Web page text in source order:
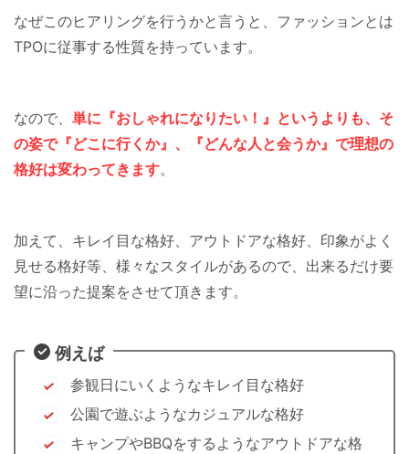
なぜこのヒアリングを行うかと言うと、ファッションとは
TPOに従事する性質を持っています。
なので、 単に『おしゃれになりたい！』というよりも、そ
の姿で『どこに行くか』、『どんな人と会うか』で理想の
格好は変わってきます。
加えて、キレイ目な格好、アウトドアな格好、印象がよく
見せる格好等、様々なスタイルがあるので、出来るだけ要
望に沿った提案をさせて頂きます。
例えば
参観日にいくようなキレイ目な格好
公園で遊ぶようなカジュアルな格好
キャンプやBBQをするようなアウトドアな格